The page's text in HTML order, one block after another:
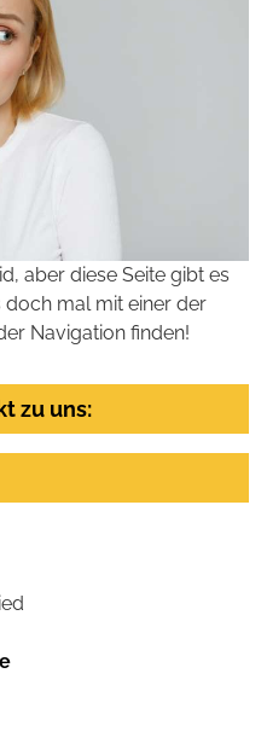
aber diese Seite gibt es
doch mal mit einer der
Navigation finden!
zu uns: